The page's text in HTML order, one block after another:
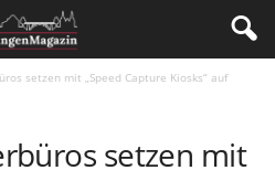
setzen mit „Speed Capture Kiosks“ auf
setzen mit